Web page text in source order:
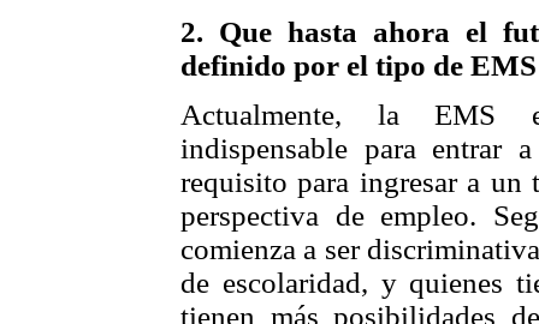
2. Que hasta ahora el
definido por el tipo de
Actualmente, la EMS
indispensable para
requisito para ingresar a un
perspectiva de empleo.
comienza a ser
de escolaridad, y quienes
tienen más posibilidades